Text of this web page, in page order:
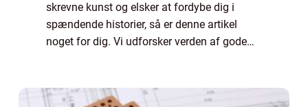
skrevne kunst og elsker at fordybe dig i
spændende historier, så er denne artikel
noget for dig. Vi udforsker verden af gode